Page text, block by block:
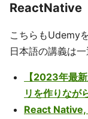
ReactNative
こちらもUdemy
日本語の講義は一
【2023年最
リを作りなが
React Native,